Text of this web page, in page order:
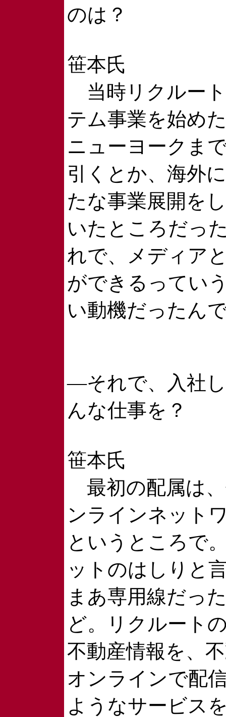
のは？
笹本氏
当時リクルー
テム事業を始め
ニューヨークま
引くとか、海外
たな事業展開を
いたところだっ
れで、メディア
ができるってい
い動機だったん
―それで、入社
んな仕事を？
笹本氏
最初の配属は
ンラインネット
というところで
ットのはしりと
まあ専用線だっ
ど。リクルート
不動産情報を、
オンラインで配
ようなサービス